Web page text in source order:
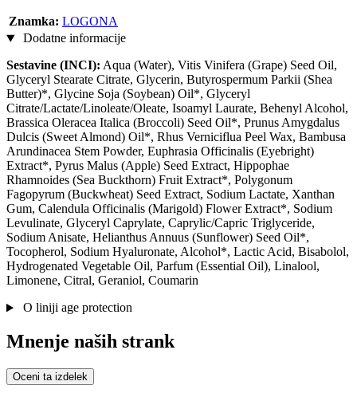
Znamka: LOGONA
Dodatne informacije
Sestavine (INCI): Aqua (Water), Vitis Vinifera (Grape) Seed Oil,
Glyceryl Stearate Citrate, Glycerin, Butyrospermum Parkii (Shea
Butter)*, Glycine Soja (Soybean) Oil*, Glyceryl
Citrate/Lactate/Linoleate/Oleate, Isoamyl Laurate, Behenyl Alcohol,
Brassica Oleracea Italica (Broccoli) Seed Oil*, Prunus Amygdalus
Dulcis (Sweet Almond) Oil*, Rhus Verniciflua Peel Wax, Bambusa
Arundinacea Stem Powder, Euphrasia Officinalis (Eyebright)
Extract*, Pyrus Malus (Apple) Seed Extract, Hippophae
Rhamnoides (Sea Buckthorn) Fruit Extract*, Polygonum
Fagopyrum (Buckwheat) Seed Extract, Sodium Lactate, Xanthan
Gum, Calendula Officinalis (Marigold) Flower Extract*, Sodium
Levulinate, Glyceryl Caprylate, Caprylic/Capric Triglyceride,
Sodium Anisate, Helianthus Annuus (Sunflower) Seed Oil*,
Tocopherol, Sodium Hyaluronate, Alcohol*, Lactic Acid, Bisabolol,
Hydrogenated Vegetable Oil, Parfum (Essential Oil), Linalool,
Limonene, Citral, Geraniol, Coumarin
O liniji age protection
Mnenje naših strank
Oceni ta izdelek